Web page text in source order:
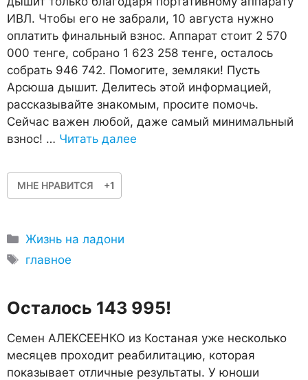
ИВЛ. Чтобы его не забрали, 10 августа нужно
оплатить финальный взнос. Аппарат стоит 2 570
000 тенге, собрано 1 623 258 тенге, осталось
собрать 946 742. Помогите, земляки! Пусть
Арсюша дышит. Делитесь этой информацией,
рассказывайте знакомым, просите помочь.
Сейчас важен любой, даже самый минимальный
взнос! … Читать далее
МНЕ НРАВИТСЯ +1
Рубрики
Жизнь на ладони
Метки
главное
Осталось 143 995!
Семен АЛЕКСЕЕНКО из Костаная уже несколько
месяцев проходит реабилитацию, которая
показывает отличные результаты. У юноши